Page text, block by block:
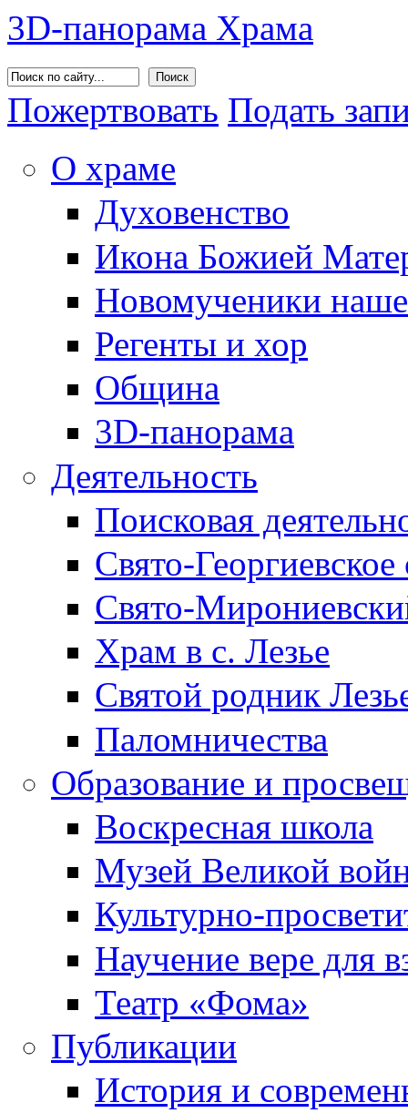
3D-панорама Храма
Пожертвовать Подать
О храме
Духовенство
Икона Божией
Новомученики
Регенты и хор
Община
3D-панорама
Деятельность
Поисковая
Свято-Георгиевское
Свято-
Храм в с. Лезье
Святой родник
Паломничества
Образование и
Воскресная школа
Музей Великой
Культурно-
Научение вере для
Театр «Фома»
Публикации
История и